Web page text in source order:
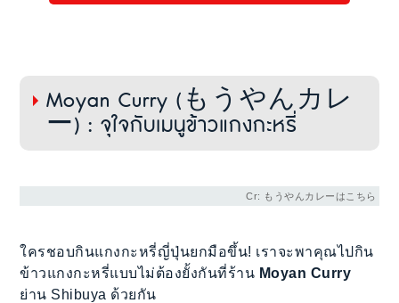
Moyan Curry (もうやんカレ
ー) : จุใจกับเมนูข้าวแกงกะหรี่
Cr: もうやんカレーはこちら
ใครชอบกินแกงกะหรี่ญี่ปุ่นยกมือขึ้น! เราจะพาคุณไปกิน
ข้าวแกงกะหรี่แบบไม่ต้องยั้งกันที่ร้าน Moyan Curry
ย่าน Shibuya ด้วยกัน